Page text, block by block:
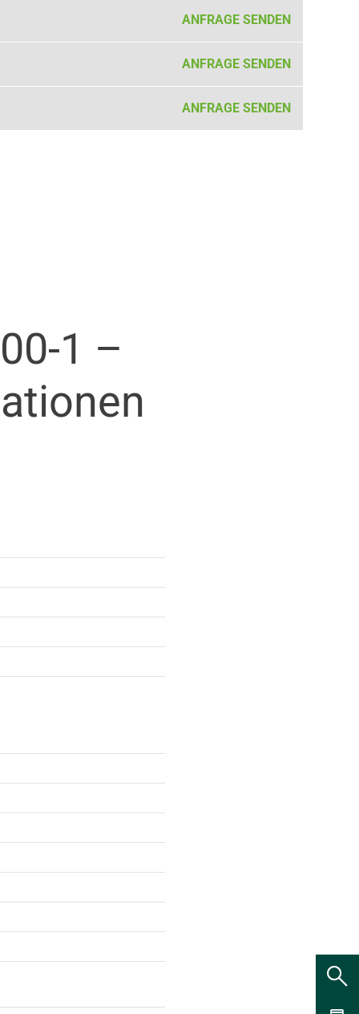
ANFRAGE SENDEN
ANFRAGE SENDEN
ANFRAGE SENDEN
1 –